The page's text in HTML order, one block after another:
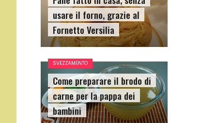
usare il forno, grazie al
Fornetto Versilia
SVEZZAMENTO
Come preparare il brodo di
carne per la pappa dei
bambini